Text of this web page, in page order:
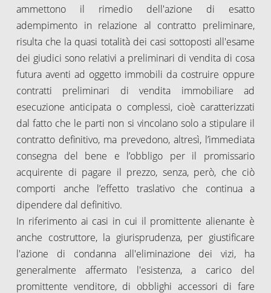
ammettono il rimedio dell'azione di esatto
adempimento in relazione al contratto preliminare,
risulta che la quasi totalità dei casi sottoposti all'esame
dei giudici sono relativi a preliminari di vendita di cosa
futura aventi ad oggetto immobili da costruire oppure
contratti preliminari di vendita immobiliare ad
esecuzione anticipata o complessi, cioè caratterizzati
dal fatto che le parti non si vincolano solo a stipulare il
contratto definitivo, ma prevedono, altresì, l’immediata
consegna del bene e l’obbligo per il promissario
acquirente di pagare il prezzo, senza, però, che ciò
comporti anche l’effetto traslativo che continua a
dipendere dal definitivo.
In riferimento ai casi in cui il promittente alienante è
anche costruttore, la giurisprudenza, per giustificare
l'azione di condanna all'eliminazione dei vizi, ha
generalmente affermato l'esistenza, a carico del
promittente venditore, di obblighi accessori di fare